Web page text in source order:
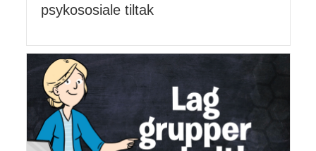
psykososiale tiltak